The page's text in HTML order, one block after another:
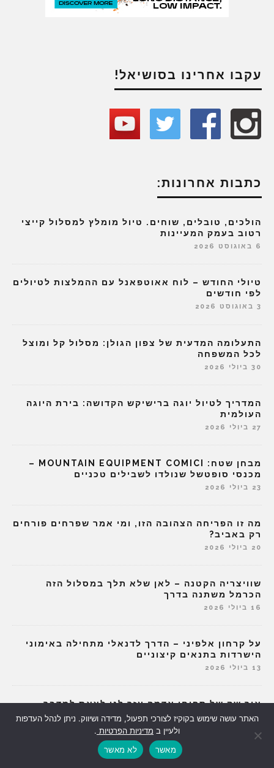
עקבו אחרינו בסושיאל!
כתבות אחרונות:
הולכים, טובלים, שוחים. טיול מומלץ למסלול קייצי
רטוב בעמק המעיינות
6 באוגוסט 2026
טיולי החודש – לוח אאוטפאנל עם ההמלצות לטיולים
לפי חודשים
3 באוגוסט 2026
התעלומה המדעית של צפון הגולן: מסלול קל ומוצל
לכל המשפחה
30 ביולי 2026
המדריך לטיול יוגה ברישיקש הקדושה: בירת היוגה
העולמית
27 ביולי 2026
מבחן שטח: MOUNTAIN EQUIPMENT COMICI –
מכנסי סופטשל שנולדו לשבילים טכניים
23 ביולי 2026
מה זו הפריחה הצהובה הזו, ומי אמר שפרחים פורחים
רק באביב?
20 ביולי 2026
שוויצריה הקטנה – לאן שלא תלך במסלול הזה
הכרמל משתנה בדרך
16 ביולי 2026
על קרחון אלפיני – הדרך לדנאלי מתחילה באימוני
הישרדות בתנאים קיצוניים
13 ביולי 2026
איך שק של תפוחי אדמה עזר לנו לצאת למדבר
ולהשאיר את הפחדים מאחור
האתר עושה שימוש בקוקיז לצורכי תפעול, מדידה ושיווק. ניתן לנהל העדפות
ולעיין ב מדיניות הפרטיות .
מאשר
לא מאשר